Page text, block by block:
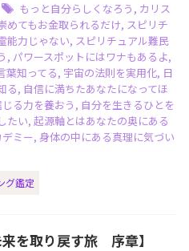
もっと自分らしくなろう , カリス
めてもお金取られるだけ, スピリチ
能力じゃない, スピリチュアル難民
, パワースポットにはワナもあるよ,
葉知ってる, 宇宙の法則を実用化, 日
る, 自信に満ちたあなたになってほ
る力を養おう , 自分を生きるひとを
たい, 起源軸とはあなたの奥にある
ミー, 身体の中にある真理に気づい
グ鑑定
来を取り戻す旅 序章】